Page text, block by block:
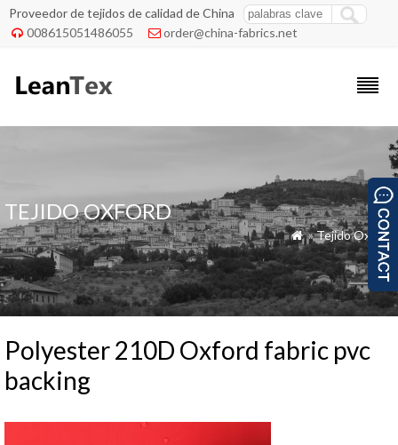
Proveedor de tejidos de calidad de China
 008615051486055  order@china-fabrics.net
TEJIDO OXFORD
 »Tejido Oxford
Polyester 210D Oxford fabric pvc
backing